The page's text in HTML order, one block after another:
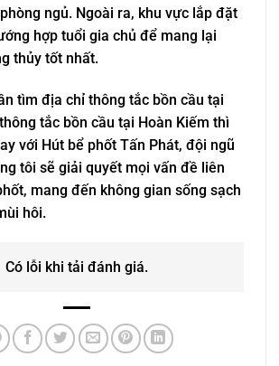
ngủ. Ngoài ra, khu vực lắp đặt
hợp tuổi gia chủ để mang lại
thủy tốt nhất.
tìm địa chỉ thông tắc bồn cầu tại
tắc bồn cầu tại Hoàn Kiếm thì
với Hút bể phốt Tấn Phát, đội ngũ
tôi sẽ giải quyết mọi vấn đề liên
mang đến không gian sống sạch
hôi.
Có lỗi khi tải đánh giá.